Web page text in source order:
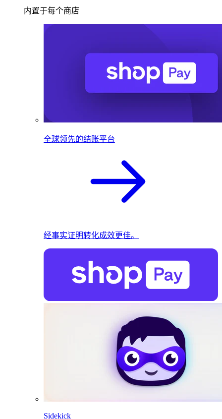
内置于每个商店
全球领先的结账平台
经事实证明转化成效更佳。
Sidekick